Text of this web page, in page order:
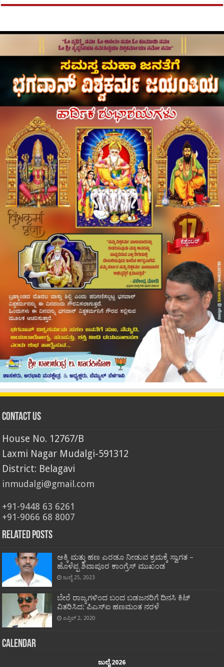
Contact Us
House No. 12767/B
Laxmi Nagar Mudalgi-591312
District: Belagavi
inmudalgi@gmail.com
+91-9448 63 6261
+91-9066 68 8007
Related Posts
ಅಕ್ಕಿ ಮತ್ತು ಹಣ ಎರಡೂ ನೀಡುವ ಕ್ರಮಕ್ಕೆ ಸ್ವಾಗತ –
ಹೊಳೆಪ್ಪ ಶಿವಾಪೂರ ಕಾಂಗ್ರೆಸ್ ಮುಖಂಡ
ಜುಲೈ 25, 2023
ಬೇರೆ ರಾಜ್ಯಗಳಿಂದ ಬಂದ ಬಡಜನರಿಗೆ ದಿನಸಿ ಕಿಟ್
ವಿತರಿಸಿದ: ಪಿಎಸ್ಐ ಹಣಮಂತ ನರಳೆ
ಏಪ್ರಿಲ್ 2, 2020
Calendar
ಜುಲೈ 2026